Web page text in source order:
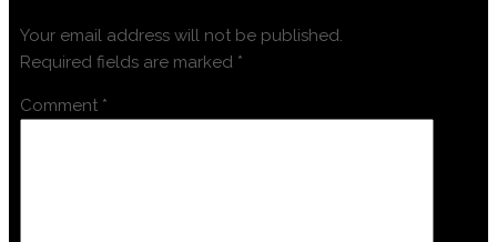
Your email address will not be published.
Required fields are marked *
Comment *